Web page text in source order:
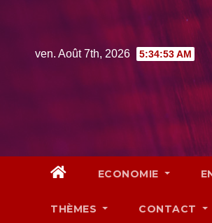
contentven. Août 7th, 2026 5:34:54 AM
ECONOMIE
THÈMES CONTACT